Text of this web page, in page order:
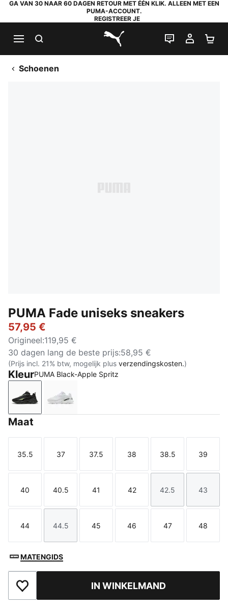
GA VAN 30 NAAR 60 DAGEN RETOUR MET ÉÉN KLIK. ALLEEN MET EEN
PUMA-ACCOUNT.
REGISTREER JE
PUMA.com
LIVE CHAT
MIJN
Schoenen
PUMA Fade uniseks sneakers
57,95 €
Origineel:119,95 €
30 dagen lang de beste prijs:58,95 €
(Prijs incl. 21% btw, mogelijk plus verzendingskosten.)
KleurPUMA Black-Apple Spritz
PUMA Black-Apple Spritz
PUMA White-PUMA Silver
Maat
Maat
35.5
Maat
37
Maat
37.5
Maat
38
Maat
38.5
Maat
39
Maat
40
Maat
40.5
Maat
41
Maat
42
Maat
42.5
Maat
43
Maat
44
Maat
44.5
Maat
45
Maat
46
Maat
47
Maat
48
MATENGIDS
Toegevoegd aan favorietenIN WINKELMAND